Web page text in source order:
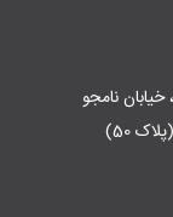
نامجو
50)